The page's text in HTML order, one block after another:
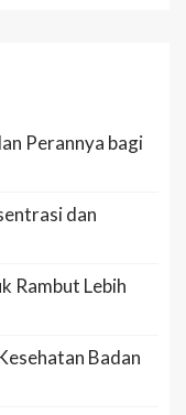
Perannya bagi
dan
Rambut Lebih
Badan